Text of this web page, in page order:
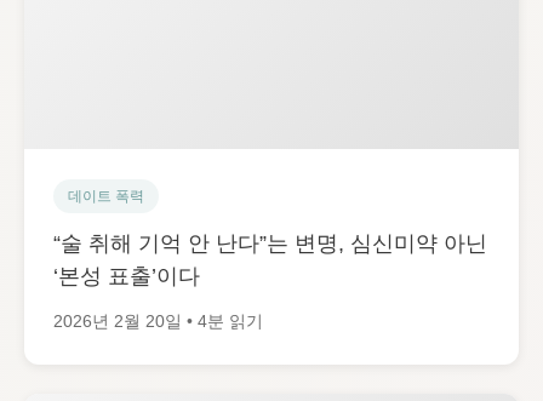
데이트 폭력
“술 취해 기억 안 난다”는 변명, 심신미약 아닌
‘본성 표출’이다
2026년 2월 20일 • 4분 읽기